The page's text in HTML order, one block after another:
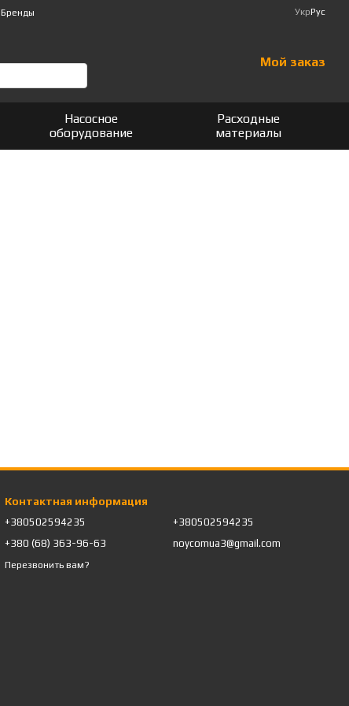
Бренды УкрРус
Мой заказ
Насосное
оборудование
Расходные
материалы
Контактная информация
+380502594235
+380 (68) 363-96-63
Перезвонить вам?
+380502594235
noycomua3@gmail.com